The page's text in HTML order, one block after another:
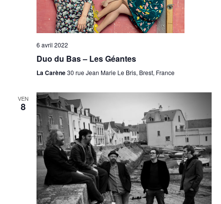
6 avril 2022
Duo du Bas – Les Géantes
La Carène30 rue Jean Marie Le Bris, Brest, France
VEN
8